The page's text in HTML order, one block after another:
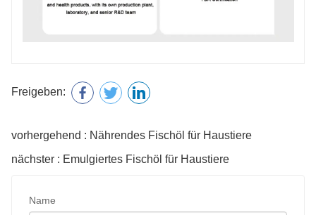
Freigeben:
vorhergehend : Nährendes Fischöl für Haustiere
nächster : Emulgiertes Fischöl für Haustiere
Name